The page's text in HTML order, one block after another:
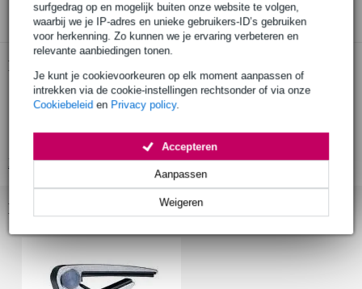
surfgedrag op en mogelijk buiten onze website te volgen,
waarbij we je IP-adres en unieke gebruikers-ID’s gebruiken
voor herkenning. Zo kunnen we je ervaring verbeteren en
relevante aanbiedingen tonen.
Je kunt je cookievoorkeuren op elk moment aanpassen of
intrekken via de cookie-instellingen rechtsonder of via onze
Cookiebeleid en Privacy policy.
Weigeren
Aanpassen
Accepteren
Start de check
Productinformatie
capo voor klassieke gitaar
voor platte toets (alle klassieke gitaren)
Bekijk alle productspecificaties
Bekijk ook eens (1)